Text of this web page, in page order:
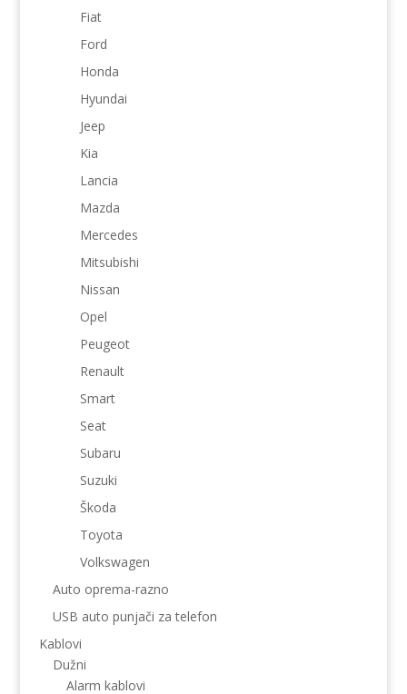
Fiat
Ford
Honda
Hyundai
Jeep
Kia
Lancia
Mazda
Mercedes
Mitsubishi
Nissan
Opel
Peugeot
Renault
Smart
Seat
Subaru
Suzuki
Škoda
Toyota
Volkswagen
Auto oprema-razno
USB auto punjači za telefon
Kablovi
Dužni
Alarm kablovi